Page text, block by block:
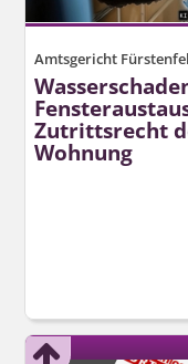
Amtsgericht
Zutrittsrecht
Wohnung